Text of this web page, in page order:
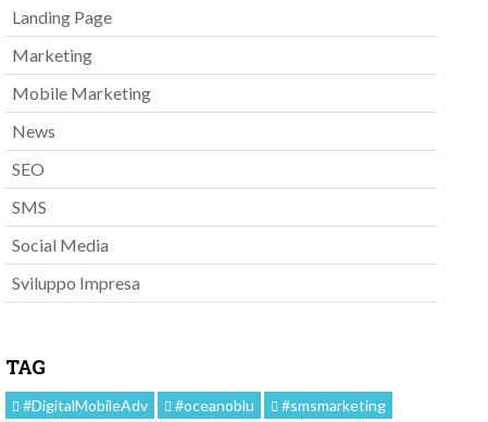
Landing Page
Marketing
Mobile Marketing
News
SEO
SMS
Social Media
Sviluppo Impresa
TAG
#DigitalMobileAdv #oceanoblu
#smsmarketing